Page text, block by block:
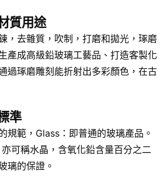
質用途
，去雜質，吹制，打磨和拋光，琢磨
產成高級鉛玻璃工藝品、打造客製化
過琢磨雕刻能折射出多彩顏色，在古
準
規範，Glass：即普通的玻璃產品。
可稱水晶，含氧化鉛含量百分之二
璃的保證。